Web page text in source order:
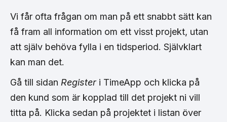
Vi får ofta frågan om man på ett snabbt sätt kan
få fram all information om ett visst projekt, utan
att själv behöva fylla i en tidsperiod. Självklart
kan man det.
Gå till sidan Registeri TimeApp och klicka på
den kund som är kopplad till det projekt ni vill
titta på. Klicka sedan på projektet i listan över